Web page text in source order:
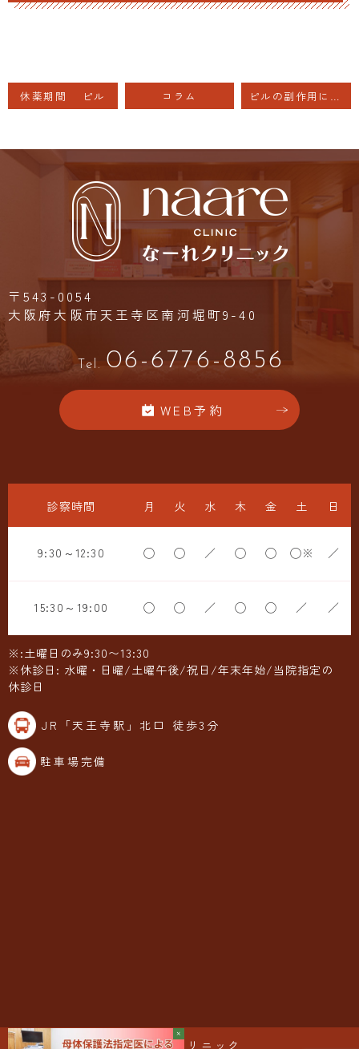
休薬期間 ピル コラム ピルの副作用について
〒543-0054
大阪府大阪市天王寺区南河堀町9-40
Tel. 06-6776-8856
WEB予約
診察時間 月 火 水 木 金 土 日
9:30～12:30 ◯ ◯ ／ ◯ ◯ ◯※ ／
15:30～19:00 ◯ ◯ ／ ◯ ◯ ／ ／
※:土曜日のみ9:30〜13:30
※休診日: 水曜・日曜/土曜午後/祝日/年末年始/当院指定の
休診日
JR「天王寺駅」北口 徒歩3分
駐車場完備
©なーれクリニック